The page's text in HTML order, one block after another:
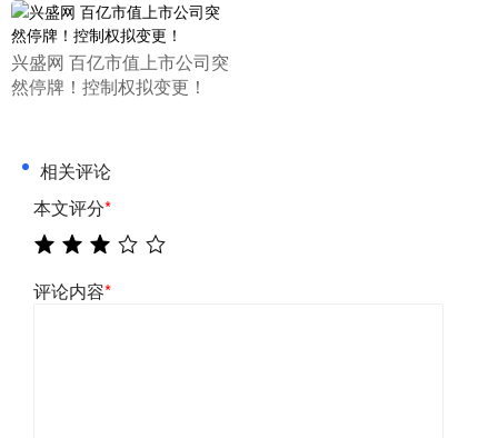
​兴盛网 百亿市值上市公司突
然停牌！控制权拟变更！
相关评论
本文评分*
评论内容*